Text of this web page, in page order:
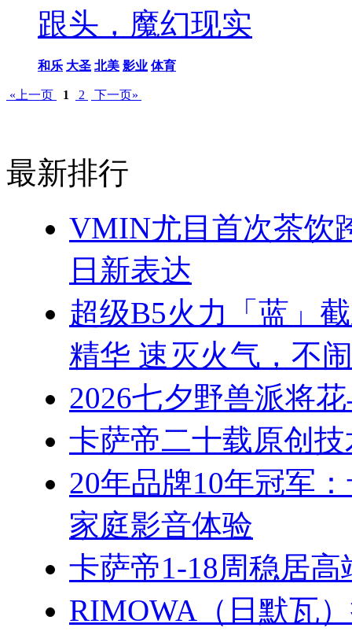
跟头，魔幻现实
和乐 大圣 北美 影业 体育
«上一页 1 2 下一页»
最新排行
VMIN尤目首次茶饮
日新表达
超级B5火力「蓝」
精华 速灭火气，不
2026七夕野兽派将
卡萨帝二十载原创
20年品牌10年冠军
家庭影音体验
卡萨帝1-18周稳居
RIMOWA（日默瓦